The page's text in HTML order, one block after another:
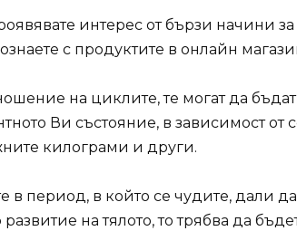
интерес от бързи начини
с продуктите в онлайн
на циклите, те могат да
Ви състояние, в зависимост от
килограми и други.
в период, в който се чудите,
на тялото, то трябва да